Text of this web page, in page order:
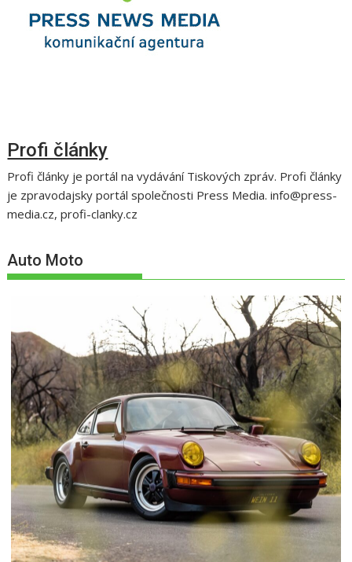
Profi články
Profi články je portál na vydávání Tiskových zpráv. Profi články
je zpravodajsky portál společnosti Press Media. info@press-
media.cz, profi-clanky.cz
Auto Moto